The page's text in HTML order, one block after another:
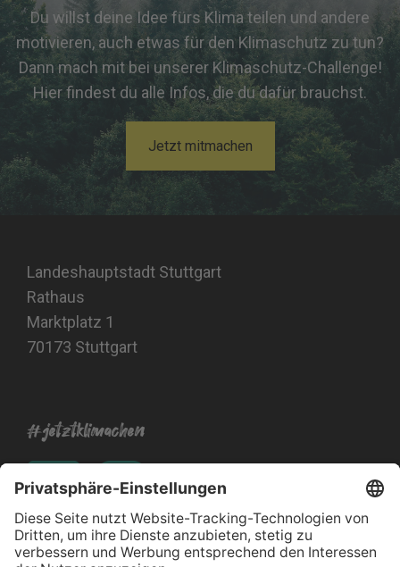
Du willst deine Idee fürs Klima teilen und andere
motivieren, auch etwas für den Klimaschutz zu tun?
Dann mach mit bei unserer Klimaschutz-Challenge!
Hier findest du alle Infos, die du dafür brauchst.
Jetzt mitmachen
Landeshauptstadt Stuttgart
Rathaus
Marktplatz 1
70173 Stuttgart
#jetztklimachen